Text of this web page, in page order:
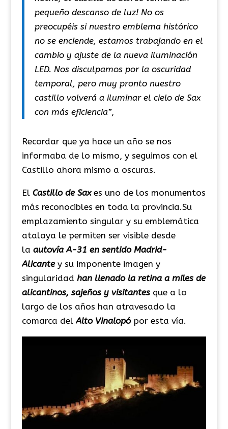
pequeño descanso de luz! No os
preocupéis si nuestro emblema histórico
no se enciende, estamos trabajando en el
cambio y ajuste de la nueva iluminación
LED. Nos disculpamos por la oscuridad
temporal, pero muy pronto nuestro
castillo volverá a iluminar el cielo de Sax
con más eficiencia”,
Recordar que ya hace un año se nos
informaba de lo mismo, y seguimos con el
Castillo ahora mismo a oscuras.
El Castillo de Sax es uno de los monumentos
más reconocibles en toda la provincia.Su
emplazamiento singular y su emblemática
atalaya le permiten ser visible desde
la autovía A-31 en sentido Madrid-
Alicante y su imponente imagen y
singularidad han llenado la retina a miles de
alicantinos, sajeños y visitantesque a lo
largo de los años han atravesado la
comarca delAlto Vinalopó por esta vía.